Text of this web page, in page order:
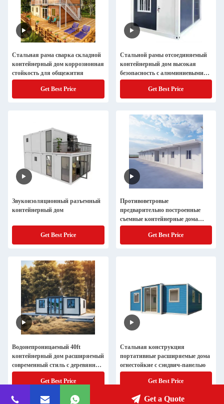
Стальная рама сварка складной
контейнерный дом коррозионная
стойкость для общежития
Get Best Price
Стальной рамы отсоединяемый
контейнерный дом высокая
безопасность с алюминиевыми
раздвижной дверью
Get Best Price
Звукоизоляционный разъемный
контейнерный дом
Get Best Price
Противоветровые
предварительно построенные
съемные контейнерные дома
Строительство больницы
Get Best Price
Водонепроницаемый 40ft
контейнерный дом расширяемый
современный стиль с деревянным
полом
Get Best Price
Стальная конструкция
портативные расширяемые дома
огнестойкие с сэндвич-панелью
Get Best Price
Get a Quote